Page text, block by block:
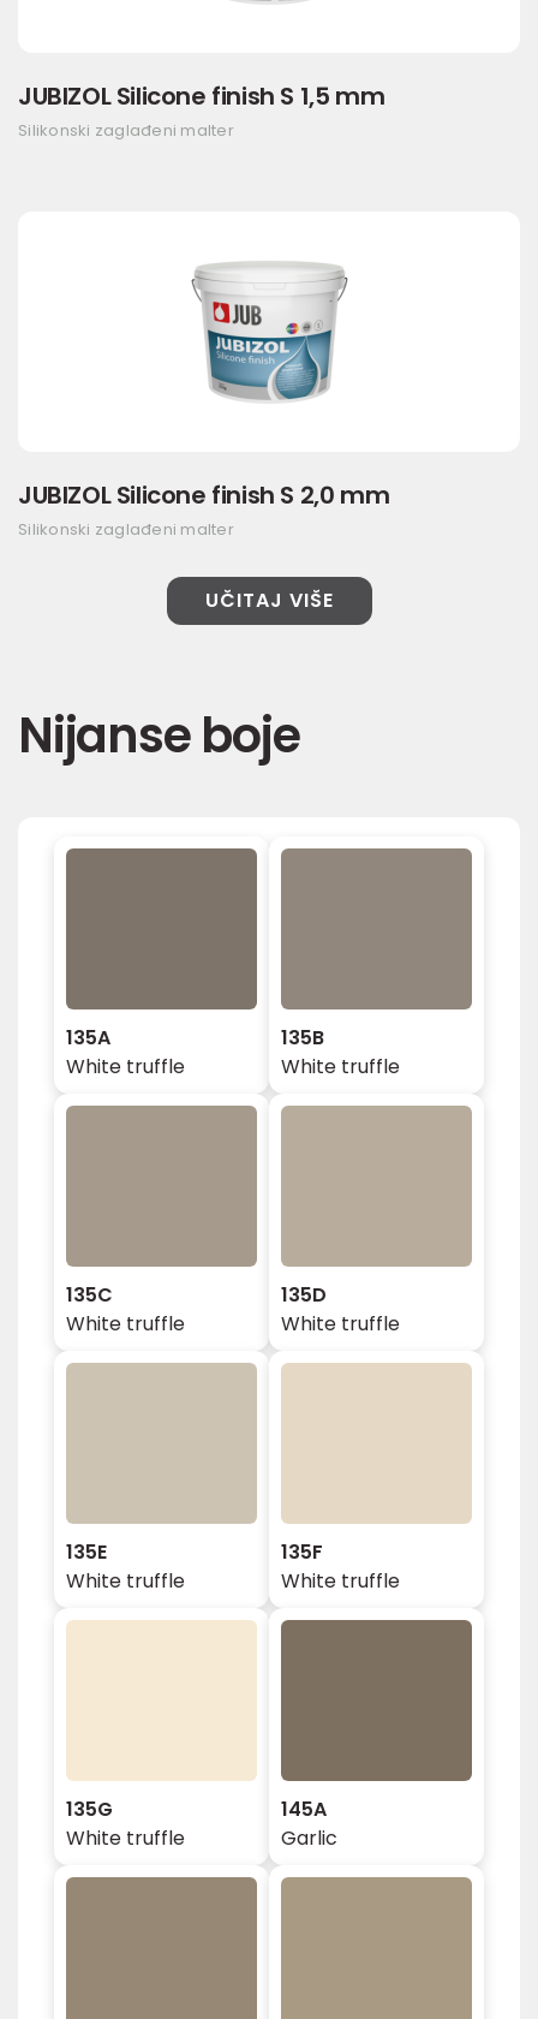
JUBIZOL Silicone finish S 1,5 mm
Silikonski zaglađeni malter
JUBIZOL Silicone finish S 2,0 mm
Silikonski zaglađeni malter
UČITAJ VIŠE
Nijanse boje
135A
White truffle
135B
White truffle
135C
White truffle
135D
White truffle
135E
White truffle
135F
White truffle
135G
White truffle
145A
Garlic